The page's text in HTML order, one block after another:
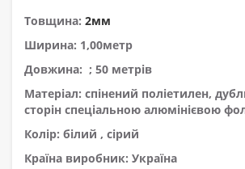
Товщина: 2мм
Ширина: 1,00метр
Довжина: ; 50 метрів
Матеріал: спінений поліетилен,
сторін спеціальною алюмінієвою
Колір: білий , сірий
Країна виробник: Україна